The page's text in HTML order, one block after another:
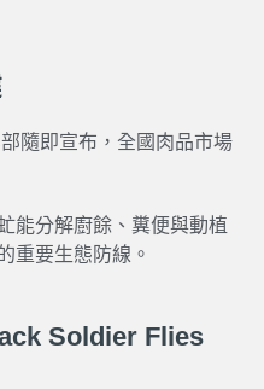
隨即宣布，全國肉品市場
能分解廚餘、糞便與動植
重要生態防線。
Soldier Flies